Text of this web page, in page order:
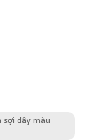
sợi dây màu